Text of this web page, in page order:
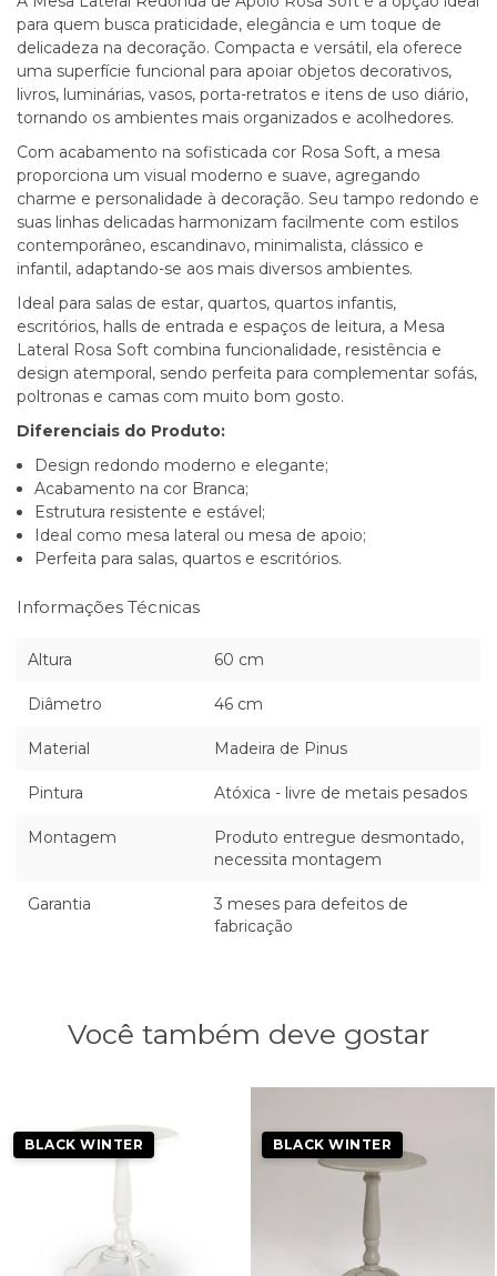
para quem busca praticidade, elegância e um toque de
delicadeza na decoração. Compacta e versátil, ela oferece
uma superfície funcional para apoiar objetos decorativos,
livros, luminárias, vasos, porta-retratos e itens de uso diário,
tornando os ambientes mais organizados e acolhedores.
Com acabamento na sofisticada cor Rosa Soft, a mesa
proporciona um visual moderno e suave, agregando
charme e personalidade à decoração. Seu tampo redondo e
suas linhas delicadas harmonizam facilmente com estilos
contemporâneo, escandinavo, minimalista, clássico e
infantil, adaptando-se aos mais diversos ambientes.
Ideal para salas de estar, quartos, quartos infantis,
escritórios, halls de entrada e espaços de leitura, a Mesa
Lateral Rosa Soft combina funcionalidade, resistência e
design atemporal, sendo perfeita para complementar sofás,
poltronas e camas com muito bom gosto.
Diferenciais do Produto:
Design redondo moderno e elegante;
Acabamento na cor Branca;
Estrutura resistente e estável;
Ideal como mesa lateral ou mesa de apoio;
Perfeita para salas, quartos e escritórios.
Informações Técnicas
Altura 60 cm
Diâmetro 46 cm
Material Madeira de Pinus
Pintura Atóxica - livre de metais pesados
Montagem
Produto entregue desmontado,
necessita montagem
Garantia
3 meses para defeitos de
fabricação
Você também deve gostar
BLACK WINTER BLACK WINTER